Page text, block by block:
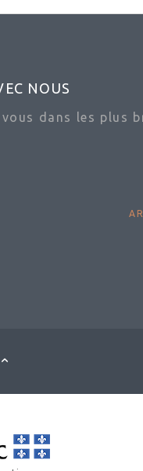
NOUS
dans les plus